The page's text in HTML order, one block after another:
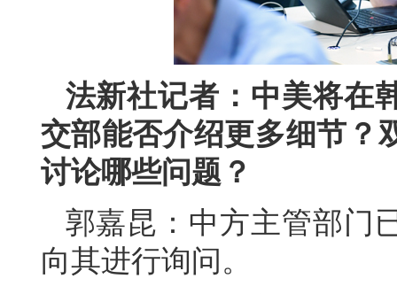
法新社记者：中美将在
交部能否介绍更多细节？
讨论哪些问题？
郭嘉昆：中方主管部门
向其进行询问。